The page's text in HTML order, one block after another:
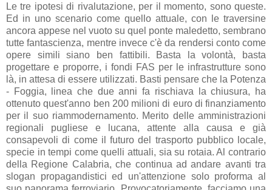
Le tre ipotesi di rivalutazione, per il momento, sono queste.
Ed in uno scenario come quello attuale, con le traversine
ancora appese nel vuoto su quel ponte maledetto, sembrano
tutte fantascienza, mentre invece c'è da rendersi conto come
opere simili siano ben fattibili. Basta la volontà, basta
progettare e proporre, i fondi FAS per le infrastrutture sono
là, in attesa di essere utilizzati. Basti pensare che la Potenza
- Foggia, linea che due anni fa rischiava la chiusura, ha
ottenuto quest'anno ben 200 milioni di euro di finanziamento
per il suo riammodernamento. Merito delle amministrazioni
regionali pugliese e lucana, attente alla causa e già
consapevoli di come il futuro del trasporto pubblico locale,
specie in tempi come quelli attuali, sia su rotaia. Al contrario
della Regione Calabria, che continua ad andare avanti tra
slogan propagandistici ed un'attenzione solo proforma al